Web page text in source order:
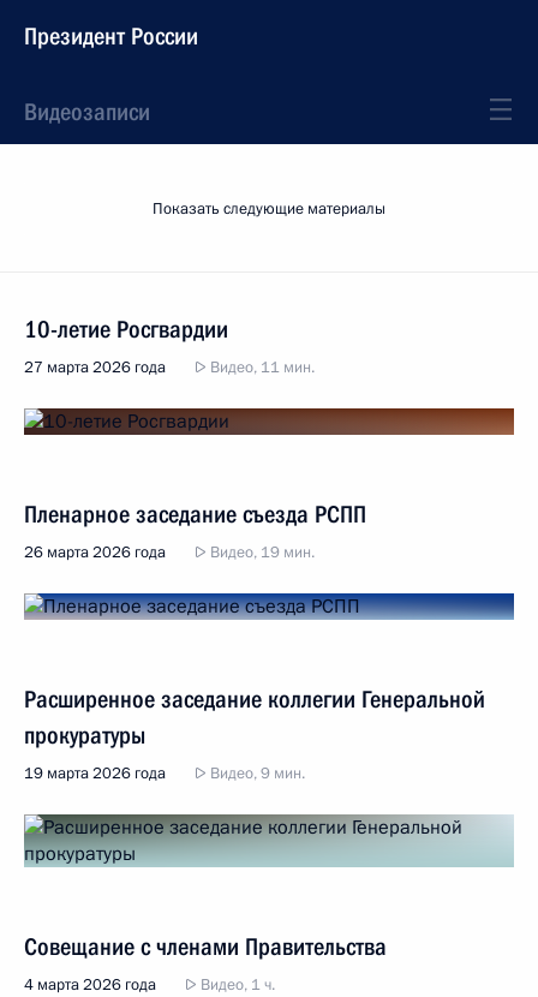
Президент России
Видеозаписи
Показать следующие материалы
10-летие Росгвардии
27 марта 2026 года Видео, 11 мин.
Пленарное заседание съезда РСПП
26 марта 2026 года Видео, 19 мин.
Расширенное заседание коллегии Генеральной
прокуратуры
19 марта 2026 года Видео, 9 мин.
Совещание с членами Правительства
4 марта 2026 года Видео, 1 ч.